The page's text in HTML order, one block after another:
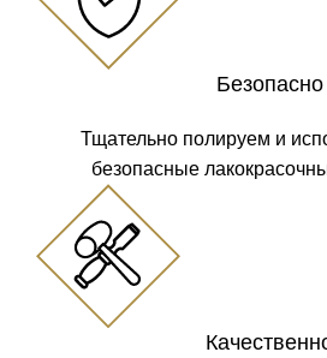
Безопасно
Тщательно полируем и
безопасные